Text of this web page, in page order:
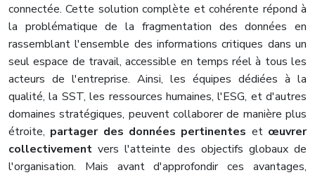
connectée. Cette solution complète et cohérente répond à
la problématique de la fragmentation des données en
rassemblant l'ensemble des informations critiques dans un
seul espace de travail, accessible en temps réel à tous les
acteurs de l'entreprise. Ainsi, les équipes dédiées à la
qualité, la SST, les ressources humaines, l'ESG, et d'autres
domaines stratégiques, peuvent collaborer de manière plus
étroite, partager des données pertinentes et œuvrer
collectivement vers l'atteinte des objectifs globaux de
l'organisation. Mais avant d'approfondir ces avantages,